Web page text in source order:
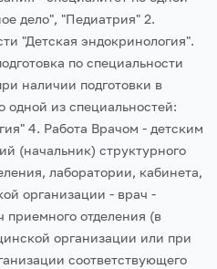
дело", "Педиатрия" 2.
"Детская эндокринология".
по специальности
наличии подготовки в
одной из специальностей:
4. Работа Врачом - детским
(начальник) структурного
лаборатории, кабинета,
организации - врач -
приемного отделения (в
организации или при
соответствующего